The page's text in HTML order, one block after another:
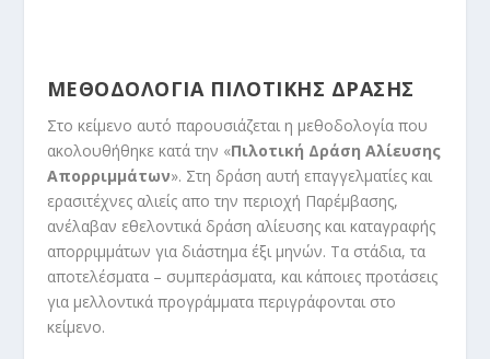
ΜΕΘΟΔΟΛΟΓΙΑ ΠΙΛΟΤΙΚΗΣ ΔΡΑΣΗΣ
Στο κείμενο αυτό παρουσιάζεται η μεθοδολογία που
ακολουθήθηκε κατά την «Πιλοτική Δράση Αλίευσης
Απορριμμάτων». Στη δράση αυτή επαγγελματίες και
ερασιτέχνες αλιείς απο την περιοχή Παρέμβασης,
ανέλαβαν εθελοντικά δράση αλίευσης και καταγραφής
απορριμμάτων για διάστημα έξι μηνών. Τα στάδια, τα
αποτελέσματα – συμπεράσματα, και κάποιες προτάσεις
για μελλοντικά προγράμματα περιγράφονται στο
κείμενο.